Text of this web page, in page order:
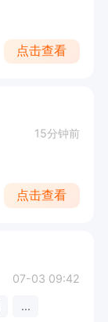
点击查看
15分钟前
点击查看
07-03 09:42
...